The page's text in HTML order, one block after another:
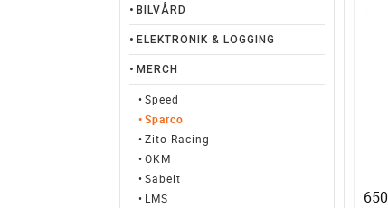
650
BILVÅRD
ELEKTRONIK & LOGGING
MERCH
Speed
Sparco
Zito Racing
OKM
Sabelt
LMS